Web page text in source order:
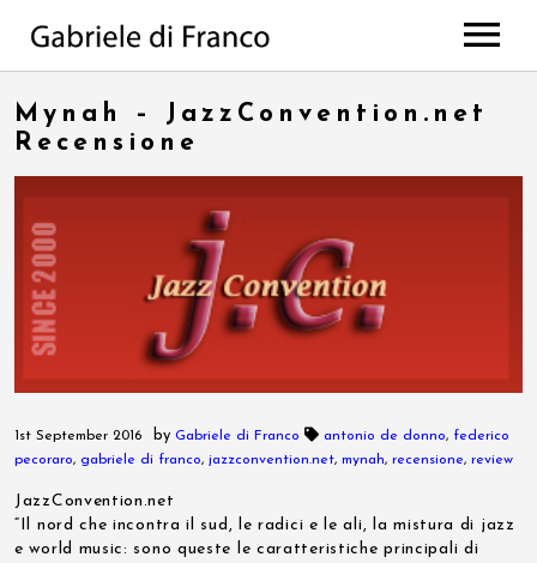
WORKS
Discography
Scores
Lulela – the book
PROJECTS
di Franco // Negro
The Value Of Choices
All Projects
PRESS
NEWS
EVENTS
Photos
CONTACTS
Mynah – JazzConvention.net
Recensione
1st September 2016 by Gabriele di Franco antonio de donno, federico
pecoraro, gabriele di franco, jazzconvention.net, mynah, recensione, review
JazzConvention.net
“Il nord che incontra il sud, le radici e le ali, la mistura di jazz
e world music: sono queste le caratteristiche principali di